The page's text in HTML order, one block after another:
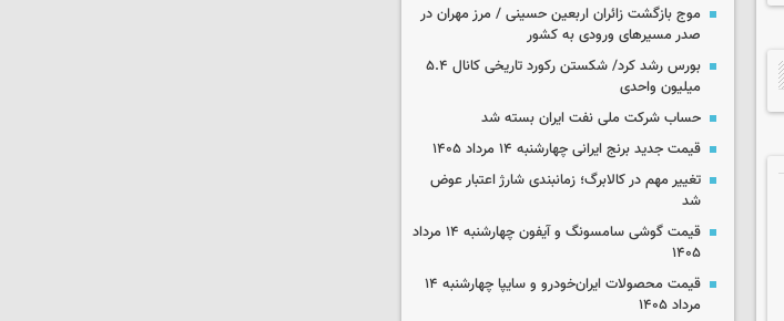
موج بازگشت زائران اربعین حسینی / مرز مهران در
صدر مسیرهای ورودی به کشور
بورس رشد کرد/ شکستن رکورد تاریخی کانال ۵.۴
میلیون واحدی
حساب‌ شرکت ملی نفت ایران بسته شد
قیمت جدید برنج ایرانی چهارشنبه ۱۴ مرداد ۱۴۰۵
تغییر مهم در کالابرگ؛ زمانبندی‌ شارژ اعتبار عوض
شد
قیمت گوشی سامسونگ و آیفون چهارشنبه ۱۴ مرداد
۱۴۰۵
قیمت محصولات ایران‌خودرو و سایپا چهارشنبه ۱۴
مرداد ۱۴۰۵